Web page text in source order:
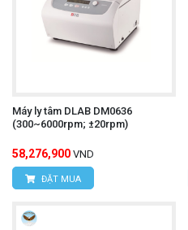
Máy ly tâm DLAB DM0636
(300~6000rpm; ±20rpm)
58,276,900 VND
ĐẶT MUA